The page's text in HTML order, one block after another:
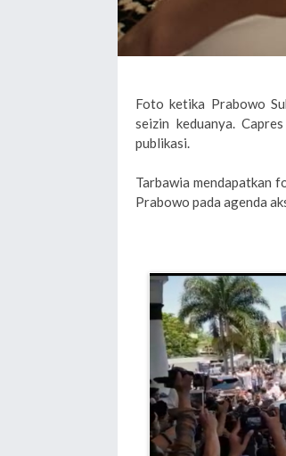
Foto ketika Prabowo
seizin keduanya.
publikasi.
Tarbawia mendapatkan
Prabowo pada agenda